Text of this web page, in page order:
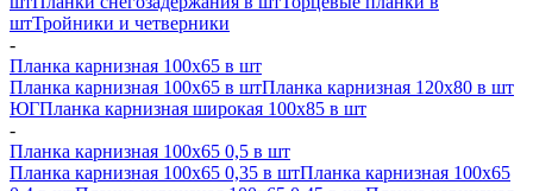
штТройники и четверники
-
Планка карнизная 100х65 в шт
Планка карнизная 100х65 в штПланка карнизная 120х80 в шт
ЮГПланка карнизная широкая 100х85 в шт
-
Планка карнизная 100х65 0,5 в шт
Планка карнизная 100х65 0,35 в штПланка карнизная 100х65